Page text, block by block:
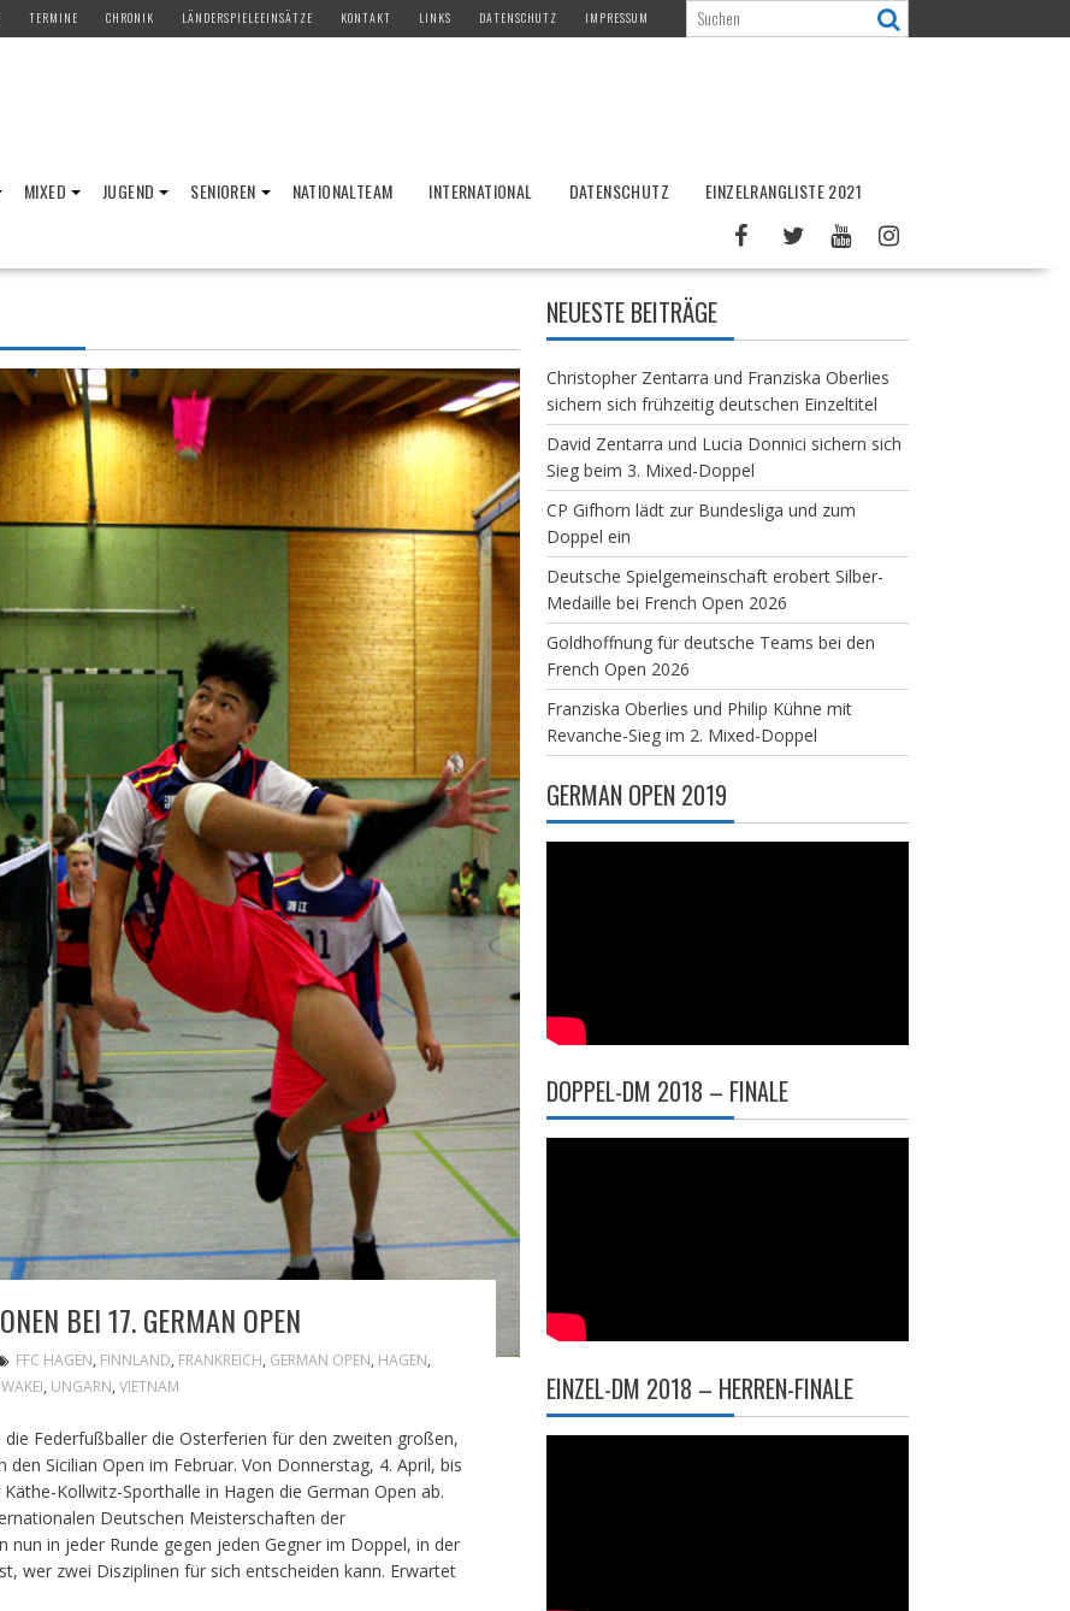
TERMINE CHRONIK LÄNDERSPIELEEINSÄTZE KONTAKT LINKS DATENSCHUTZ IMPRESSUM
MIXED JUGEND SENIOREN NATIONALTEAM INTERNATIONAL DATENSCHUTZ EINZELRANGLISTE 2021
BEI 17. GERMAN OPEN
FFC HAGEN, FINNLAND, FRANKREICH, GERMAN OPEN, HAGEN,
, UNGARN, VIETNAM
Federfußballer die Osterferien für den zweiten großen,
Sicilian Open im Februar. Von Donnerstag, 4. April, bis
Kollwitz-Sporthalle in Hagen die German Open ab.
Deutschen Meisterschaften der
in jeder Runde gegen jeden Gegner im Doppel, in der
wer zwei Disziplinen für sich entscheiden kann. Erwartet
NEUESTE BEITRÄGE
Christopher Zentarra und Franziska Oberlies
sichern sich frühzeitig deutschen Einzeltitel
David Zentarra und Lucia Donnici sichern sich
Sieg beim 3. Mixed-Doppel
CP Gifhorn lädt zur Bundesliga und zum
Doppel ein
Deutsche Spielgemeinschaft erobert Silber-
Medaille bei French Open 2026
Goldhoffnung für deutsche Teams bei den
French Open 2026
Franziska Oberlies und Philip Kühne mit
Revanche-Sieg im 2. Mixed-Doppel
GERMAN OPEN 2019
DOPPEL-DM 2018 – FINALE
EINZEL-DM 2018 – HERREN-FINALE